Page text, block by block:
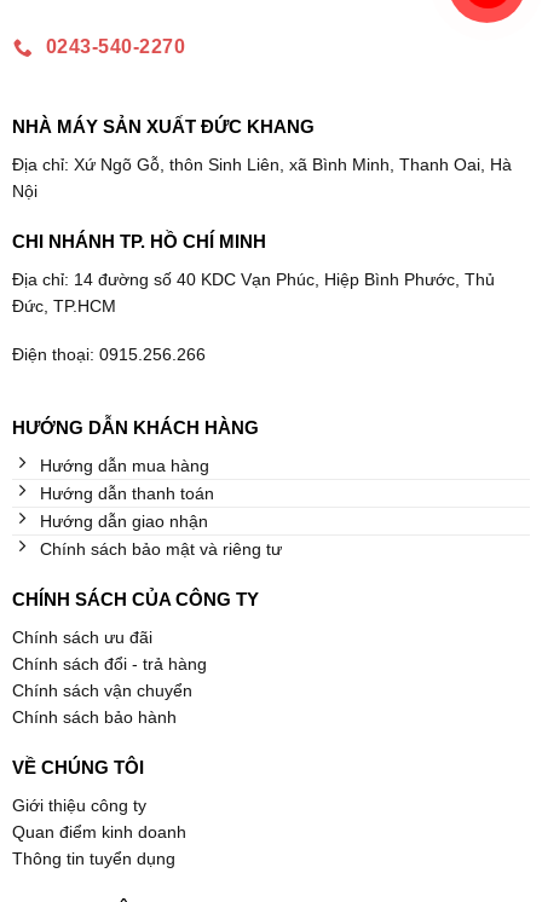
0243-540-2270
NHÀ MÁY SẢN XUẤT ĐỨC KHANG
Địa chỉ: Xứ Ngõ Gỗ, thôn Sinh Liên, xã Bình Minh, Thanh Oai, Hà
Nội
CHI NHÁNH TP. HỒ CHÍ MINH
Địa chỉ: 14 đường số 40 KDC Vạn Phúc, Hiệp Bình Phước, Thủ
Đức, TP.HCM
Điện thoại: 0915.256.266
HƯỚNG DẪN KHÁCH HÀNG
Hướng dẫn mua hàng
Hướng dẫn thanh toán
Hướng dẫn giao nhận
Chính sách bảo mật và riêng tư
CHÍNH SÁCH CỦA CÔNG TY
Chính sách ưu đãi
Chính sách đổi - trả hàng
Chính sách vận chuyển
Chính sách bảo hành
VỀ CHÚNG TÔI
Giới thiệu công ty
Quan điểm kinh doanh
Thông tin tuyển dụng